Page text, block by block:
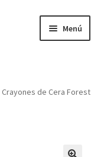
Menú
Crayones de Cera Forest